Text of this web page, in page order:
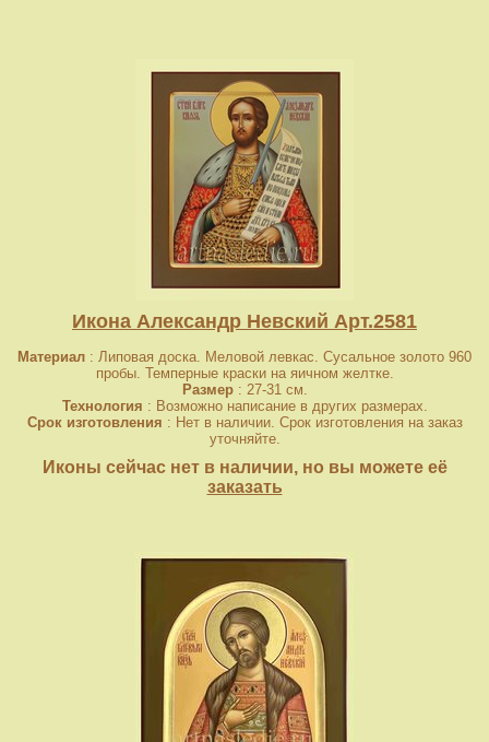
Икона Александр Невский Арт.2581
Материал : Липовая доска. Меловой левкас. Сусальное золото 960
пробы. Темперные краски на яичном желтке.
Размер: 27-31 см.
Технология : Возможно написание в других размерах.
Срок изготовления : Нет в наличии. Срок изготовления на заказ
уточняйте.
Иконы сейчас нет в наличии, но вы можете её
заказать